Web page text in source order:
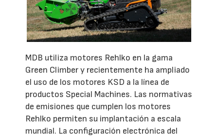
MDB utiliza motores Rehlko en la gama
Green Climber y recientemente ha ampliado
el uso de los motores KSD a la línea de
productos Special Machines. Las normativas
de emisiones que cumplen los motores
Rehlko permiten su implantación a escala
mundial. La configuración electrónica del